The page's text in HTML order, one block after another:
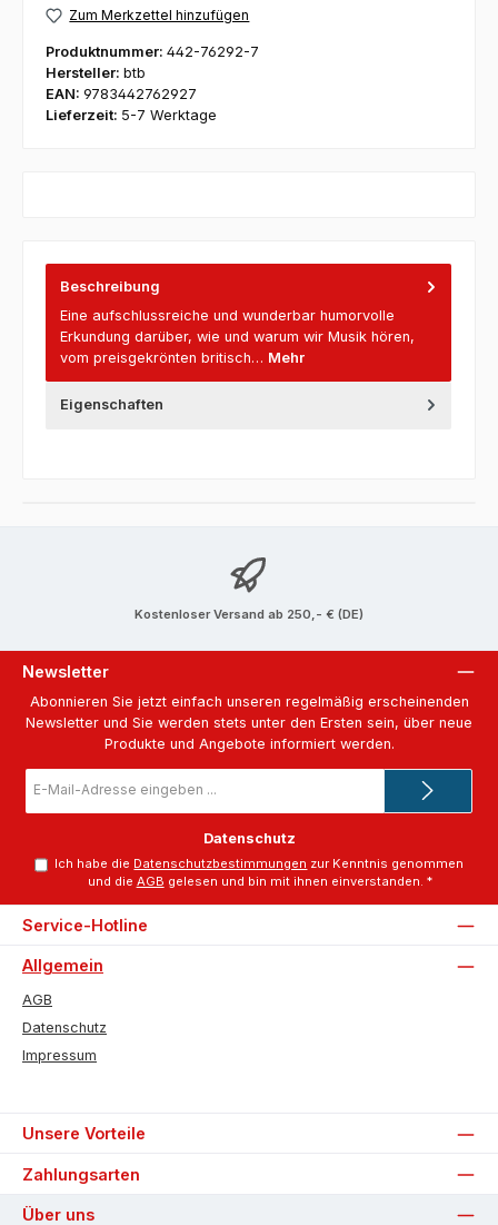
Zum Merkzettel hinzufügen
Produktnummer: 442-76292-7
Hersteller: btb
EAN: 9783442762927
Lieferzeit: 5-7 Werktage
Beschreibung
Eine aufschlussreiche und wunderbar humorvolle
Erkundung darüber, wie und warum wir Musik hören,
vom preisgekrönten britisch… Mehr
Eigenschaften
Kostenloser Versand ab 250,- € (DE)
Newsletter
Abonnieren Sie jetzt einfach unseren regelmäßig erscheinenden
Newsletter und Sie werden stets unter den Ersten sein, über neue
Produkte und Angebote informiert werden.
Mail-
Datenschutz
Ich habe die Datenschutzbestimmungen zur Kenntnis genommen
und die AGB gelesen und bin mit ihnen einverstanden. *
Service-Hotline
Allgemein
AGB
Datenschutz
Impressum
Unsere Vorteile
Zahlungsarten
Über uns